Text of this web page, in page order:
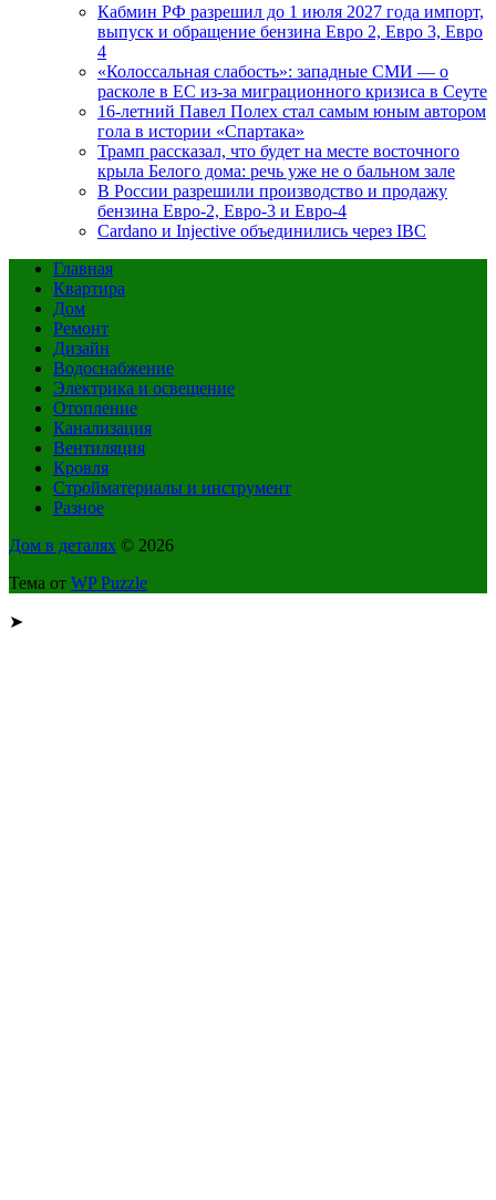
Кабмин РФ разрешил до 1 июля 2027 года импорт,
выпуск и обращение бензина Евро 2, Евро 3, Евро
4
«Колоссальная слабость»: западные СМИ — о
расколе в ЕС из-за миграционного кризиса в Сеуте
16-летний Павел Полех стал самым юным автором
гола в истории «Спартака»
Трамп рассказал, что будет на месте восточного
крыла Белого дома: речь уже не о бальном зале
В России разрешили производство и продажу
бензина Евро-2, Евро-3 и Евро-4
Cardano и Injective объединились через IBC
Главная
Квартира
Дом
Ремонт
Дизайн
Водоснабжение
Электрика и освещение
Отопление
Канализация
Вентиляция
Кровля
Стройматериалы и инструмент
Разное
Дом в деталях © 2026
Тема от WP Puzzle
➤